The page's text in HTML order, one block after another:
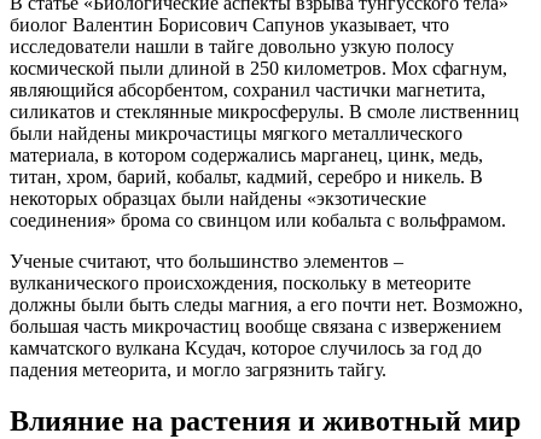
биолог Валентин Борисович Сапунов указывает, что
исследователи нашли в тайге довольно узкую полосу
космической пыли длиной в 250 километров. Мох сфагнум,
являющийся абсорбентом, сохранил частички магнетита,
силикатов и стеклянные микросферулы. В смоле лиственниц
были найдены микрочастицы мягкого металлического
материала, в котором содержались марганец, цинк, медь,
титан, хром, барий, кобальт, кадмий, серебро и никель. В
некоторых образцах были найдены «экзотические
соединения» брома со свинцом или кобальта с вольфрамом.
Ученые считают, что большинство элементов –
вулканического происхождения, поскольку в метеорите
должны были быть следы магния, а его почти нет. Возможно,
большая часть микрочастиц вообще связана с извержением
камчатского вулкана Ксудач, которое случилось за год до
падения метеорита, и могло загрязнить тайгу.
Влияние на растения и животный мир